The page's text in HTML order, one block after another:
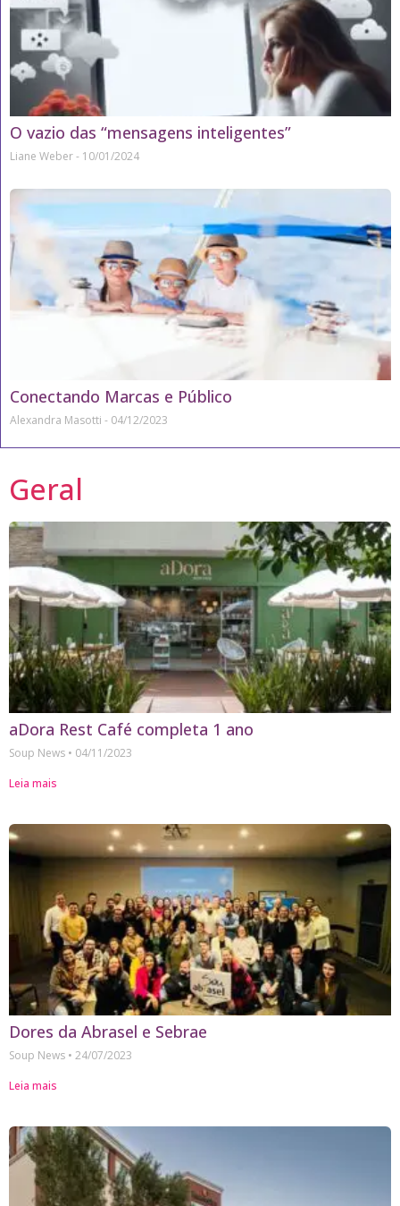
O vazio das “mensagens inteligentes”
Liane Weber 10/01/2024
Conectando Marcas e Público
Alexandra Masotti 04/12/2023
Geral
aDora Rest Café completa 1 ano
Soup News
04/11/2023
Leia mais
Dores da Abrasel e Sebrae
Soup News
24/07/2023
Leia mais